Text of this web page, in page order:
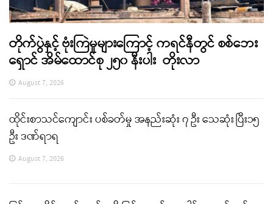
တိုက်ပွဲနှင့် ဗုံးကြဲမှုများကြောင့် ကရင်နီတွင် စစ်ဘေး
ရှောင် အိမ်ထောင်စု ၂၅၀ နီးပါး တိုးလာ
August 7, 2026
ထိုင်းစာသင်ကျောင်း ပစ်ခတ်မှု အနည်းဆုံး ၇ ဦး သေဆုံး ပြီး၁၅
ဦး ဒဏ်ရာရ
August 7, 2026